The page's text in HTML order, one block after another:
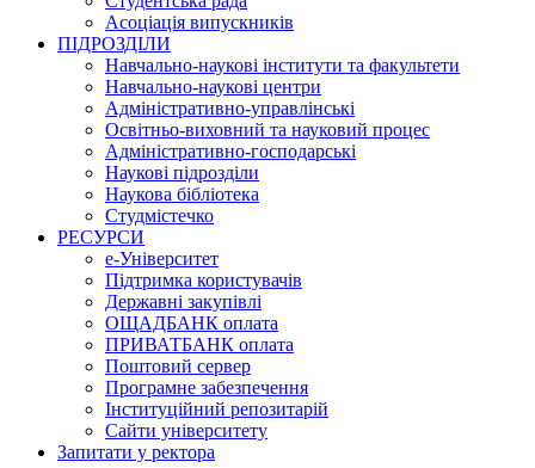
Асоціація випускників
ПІДРОЗДІЛИ
Навчально-наукові інститути та факультети
Навчально-наукові центри
Адміністративно-управлінські
Освітньо-виховний та науковий процес
Адміністративно-господарські
Наукові підрозділи
Наукова бібліотека
Студмістечко
РЕСУРСИ
е-Університет
Підтримка користувачів
Державні закупівлі
ОЩАДБАНК оплата
ПРИВАТБАНК оплата
Поштовий сервер
Програмне забезпечення
Інституційний репозитарій
Сайти університету
Запитати у ректора